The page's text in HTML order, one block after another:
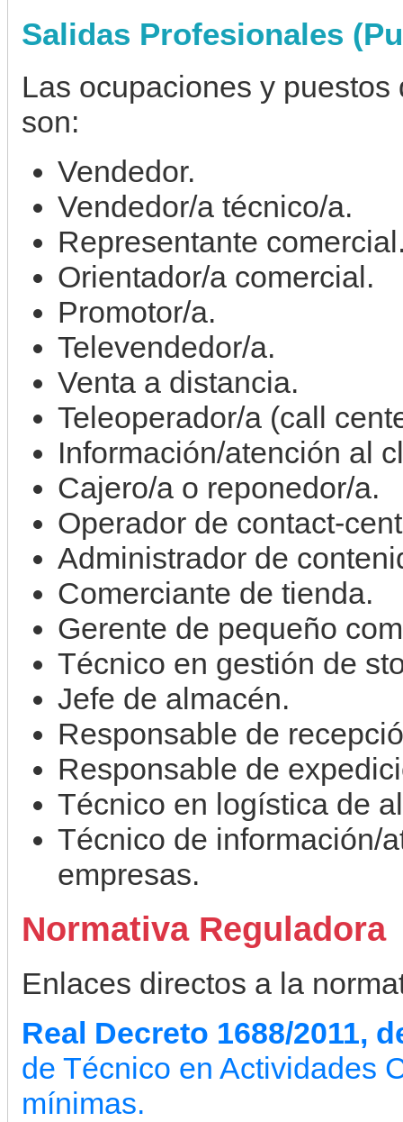
Salidas Profesionales
Las ocupaciones y
son:
Vendedor.
Vendedor/a técnico/a.
Representante
Orientador/a comercial.
Promotor/a.
Televendedor/a.
Venta a distancia.
Teleoperador/a (call
Información/atención al
Cajero/a o reponedor/a.
Operador de contact-
Administrador de
Comerciante de tienda.
Gerente de pequeño
Técnico en gestión de
Jefe de almacén.
Responsable de
Responsable de
Técnico en logística de
Técnico de información/
empresas.
Normativa Reguladora
Enlaces directos a la
Real Decreto 1688/2011,
de Técnico en Actividades
mínimas.